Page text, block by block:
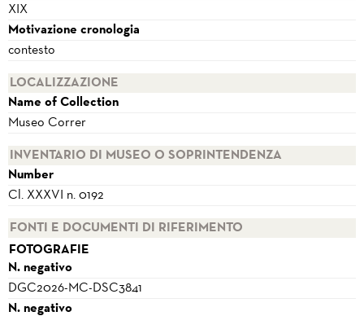
XIX
Motivazione cronologia
contesto
LOCALIZZAZIONE
Name of Collection
Museo Correr
INVENTARIO DI MUSEO O SOPRINTENDENZA
Number
Cl. XXXVI n. 0192
FONTI E DOCUMENTI DI RIFERIMENTO
FOTOGRAFIE
N. negativo
DGC2026-MC-DSC3841
N. negativo